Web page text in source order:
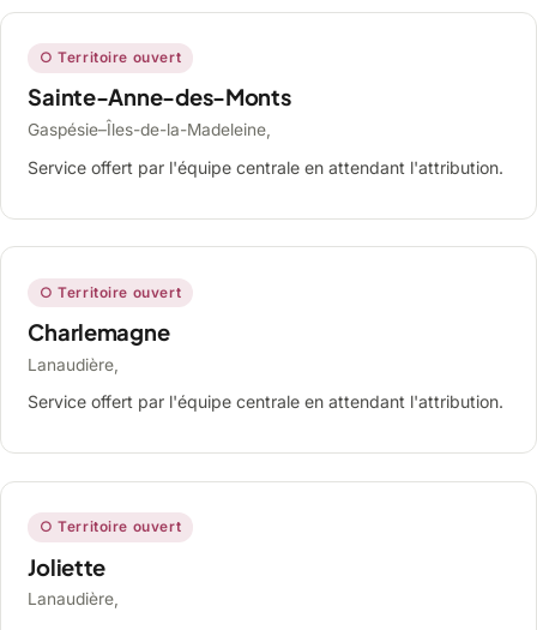
○ Territoire ouvert
Sainte-Anne-des-Monts
Gaspésie–Îles-de-la-Madeleine,
Service offert par l'équipe centrale en attendant l'attribution.
○ Territoire ouvert
Charlemagne
Lanaudière,
Service offert par l'équipe centrale en attendant l'attribution.
○ Territoire ouvert
Joliette
Lanaudière,